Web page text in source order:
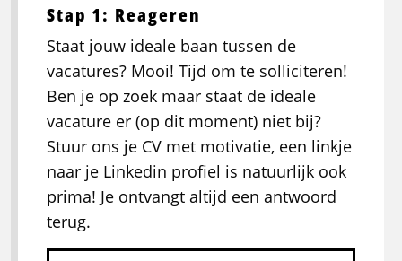
Stap 1: Reageren
Staat jouw ideale baan tussen de
vacatures? Mooi! Tijd om te solliciteren!
Ben je op zoek maar staat de ideale
vacature er (op dit moment) niet bij?
Stuur ons je CV met motivatie, een linkje
naar je Linkedin profiel is natuurlijk ook
prima! Je ontvangt altijd een antwoord
terug.